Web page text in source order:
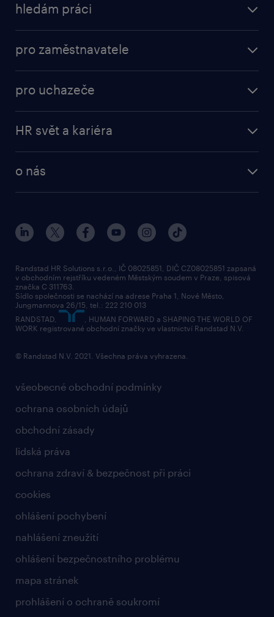
hledám práci
práce v Amazon
vyberte si zaměstnavatele
pro zaměstnavatele
professional
pro uchazeče
HR svět a kariéra
karierní poradna
o nás
náš příbeh
tiskové zprávy
společenská odpovědnost
přidej se k nám
kontakty & pobočky
bezpečnostní politika
všeobecné obchodní podmínky
ochrana osobních údajů
obchodní zásady
lidská práva
ochrana zdraví & bezpečnost při práci
cookies
ohlášení pochybení
nahlášení zneužití
ohlášení bezpečnostního problému
mapa stránek
prohlášení o ochraně soukromí
Randstad HR Solutions s.r.o., IČ 08025851, DIČ CZ08025851 zapsaná
v obchodním rejstříku vedeném Městským soudem v Praze, spisová
značka C 311763.
Sídlo společnosti se nachází na adrese Praha 1, Nové Město,
Jungmannova 26/15, tel.: 222 210 013
RANDSTAD,
, HUMAN FORWARD a SHAPING THE WORLD OF
WORK registrované obchodní značky ve vlastnictví Randstad N.V.
© Randstad N.V. 2021. Všechna práva vyhrazena.